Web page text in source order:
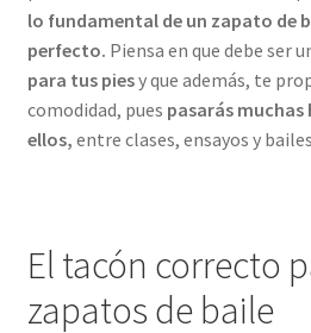
lo fundamental de un zapato de
perfecto. Piensa en que debe ser
para tus piesy que además, te
comodidad, pues pasarás
ellos, entre clases, ensayos y
El tacón correcto
zapatos de baile